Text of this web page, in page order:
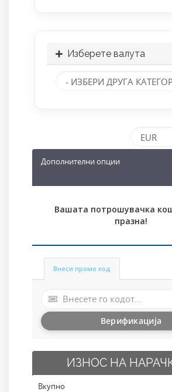
Изберете валута
Дополнителни опции
Вашата потрошувачка
празна!
Внеси промо код
Верификација
ИЗНОС НА
Вкупно